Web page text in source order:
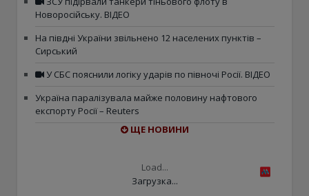
Новоросійську. ВІДЕО
На півдні України звільнено 12 населених пунктів –
Сирський
У СБС пояснили логіку ударів по півночі Росії. ВІДЕО
Україна паралізувала майже половину нафтового
експорту Росії – Reuters
ЩЕ НОВИНИ
Load...
Загрузка...